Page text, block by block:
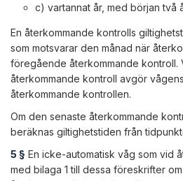
c) vartannat år, med början två
En återkommande kontrolls
som motsvarar den månad när
föregående återkommande
återkommande kontroll avgör
återkommande kontrollen.
Om den senaste återkommande
beräknas giltighetstiden från
5 § En icke-automatisk våg som vid
med bilaga 1 till dessa föreskrifter